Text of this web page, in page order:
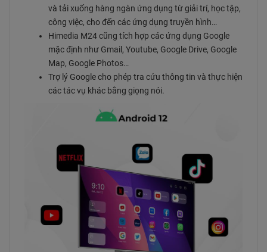
và tải xuống hàng ngàn ứng dụng từ giải trí, học tập,
công việc, cho đến các ứng dụng truyền hình…
Himedia M24 cũng tích hợp các ứng dụng Google
mặc định như Gmail, Youtube, Google Drive, Google
Map, Google Photos…
Trợ lý Google cho phép tra cứu thông tin và thực hiện
các tác vụ khác bằng giọng nói.